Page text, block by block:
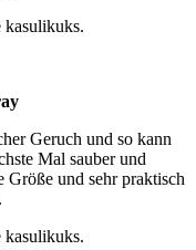
kasulikuks.
Geruch und so kann
Mal sauber und
Größe und sehr praktisch
kasulikuks.